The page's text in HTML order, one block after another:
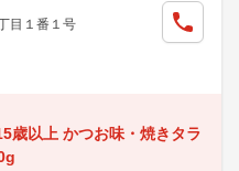
目１番１号
歳以上 かつお味・焼きタラ